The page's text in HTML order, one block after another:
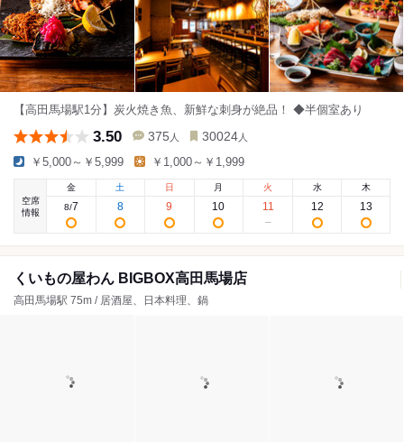
【高田馬場駅1分】炭火焼き魚、新鮮な刺身が絶品！ ◆半個室あり
3.50 375 人 30024 人
￥5,000～￥5,999 ￥1,000～￥1,999
空席
情報
金
8/7
土
8
日
9
月
10
火
11
水
12
木
13
くいもの屋わん BIGBOX高田馬場店
高田馬場駅 75m / 居酒屋、日本料理、鍋